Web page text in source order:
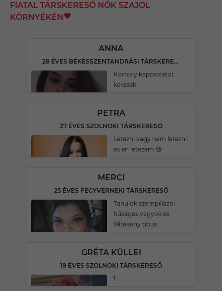
FIATAL TÁRSKERESŐ NŐK SZAJOL
KÖRNYÉKÉN
ANNA
28 ÉVES BÉKÉSSZENTANDRÁSI TÁRSKERESŐ
Komoly kapcsolatot
keresek.
PETRA
27 ÉVES SZOLNOKI TÁRSKERESŐ
Letezni vagy nem letezni
es en letezem 😘
MERCI
25 ÉVES FEGYVERNEKI TÁRSKERESŐ
Tanulok szempillázni
hűséges vagyok és
féltékeny típus
GRÉTA KÜLLEI
19 ÉVES SZOLNOKI TÁRSKERESŐ
1